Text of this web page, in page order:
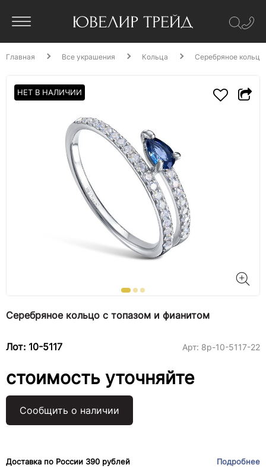
Главная Все украшения Кольца Серебряное
НЕТ В НАЛИЧИИ
Серебряное кольцо с топазом и фианитом
Лот: 10-5117 Арт: 8р-10-5117-22
стоимость уточняйте
Сообщить о наличии
Доставка по России 390 рублей
Подробнее